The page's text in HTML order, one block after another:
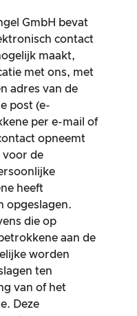
GmbH bevat
contact
maakt,
met ons, met
adres van de
post (e-
per e-mail of
opneemt
voor de
heeft
opgeslagen.
die op
aan de
worden
ten
van of het
Deze